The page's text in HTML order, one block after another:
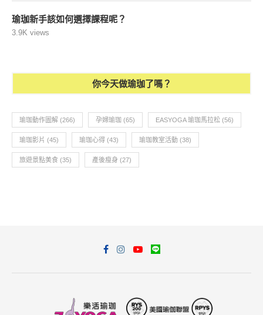
瑜珈新手該如何選擇課程呢？
3.9K views
你今天做瑜珈了嗎？
瑜珈動作圖解 (266) 孕婦瑜珈 (65) EASYOGA 瑜珈馬拉松 (56)
瑜珈影片 (45) 瑜珈心得 (43) 瑜珈教室活動 (38)
旅遊景點美食 (35) 產後瘦身 (27)